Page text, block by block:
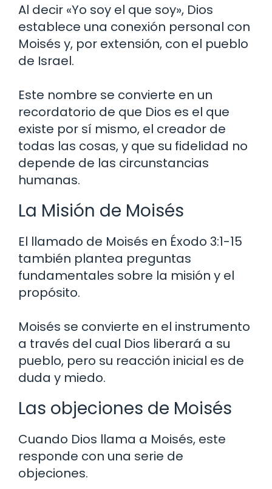
Al decir «Yo soy el que soy», Dios
establece una conexión personal con
Moisés y, por extensión, con el pueblo
de Israel.
Este nombre se convierte en un
recordatorio de que Dios es el que
existe por sí mismo, el creador de
todas las cosas, y que su fidelidad no
depende de las circunstancias
humanas.
La Misión de Moisés
El llamado de Moisés en Éxodo 3:1-15
también plantea preguntas
fundamentales sobre la misión y el
propósito.
Moisés se convierte en el instrumento
a través del cual Dios liberará a su
pueblo, pero su reacción inicial es de
duda y miedo.
Las objeciones de Moisés
Cuando Dios llama a Moisés, este
responde con una serie de
objeciones.